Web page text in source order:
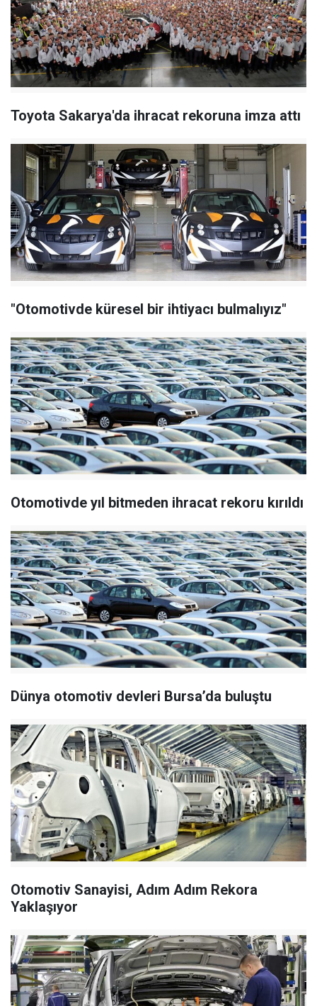
Toyota Sakarya'da ihracat rekoruna imza attı
"Otomotivde küresel bir ihtiyacı bulmalıyız"
Otomotivde yıl bitmeden ihracat rekoru kırıldı
Dünya otomotiv devleri Bursa’da buluştu
Otomotiv Sanayisi, Adım Adım Rekora
Yaklaşıyor